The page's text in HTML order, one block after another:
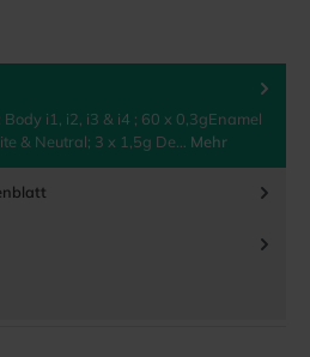
i1, i2, i3 & i4 ; 60 x 0,3gEnamel
& Neutral; 3 x 1,5g De… Mehr